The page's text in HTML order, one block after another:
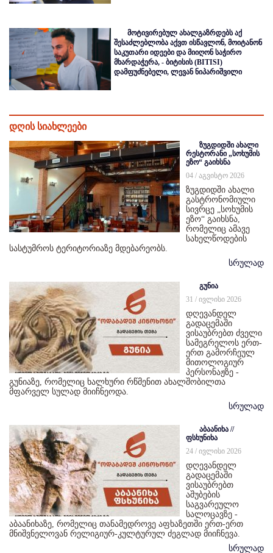
მოტივირებულ ახალგაზრდებს აქ
შესაძლებლობა აქვთ ისწავლონ, მოიტანონ
საკუთარი იდეები და მიიღონ საჭირო
მხარდაჭერა, - ბიტისის (BITISI)
დამფუძნებელი, ლევან ნიპარიშვილი
დღის სიახლეები
ზუგდიდში ახალი
რესტორანი „სოხუმის
ეზო“ გაიხსნა
04 / აგვისტო 2026
ზუგდიდში ახალი
გასტრონომიული
სივრცე „სოხუმის
ეზო“ გაიხსნა,
რომელიც ამავე
სახელწოდების
სასტუმროს ტერიტორიაზე მდებარეობს.
სრულად
გუნია
31 / ივლისი 2026
დღევანდელ
გადაცემაში
ვისაუბრებთ ძველი
სამეგრელოს ერთ-
ერთ გამორჩეულ
მითოლოგიურ
პერსონაჟზე -
გუნიაზე, რომელიც ხალხური რწმენით ახალშობილთა
მფარველ სულად მიიჩნეოდა.
სრულად
აბაანიხა //
ფსხუნიხა
24 / ივლისი 2026
დღევანდელ
გადაცემაში
ვისაუბრებთ
აშუბების
საგვარეულო
სალოცავზე -
აბაანიხაზე, რომელიც თანამედროვე აფხაზეთში ერთ-ერთ
მნიშვნელოვან რელიგიურ-კულტურულ ძეგლად მიიჩნევა.
სრულად